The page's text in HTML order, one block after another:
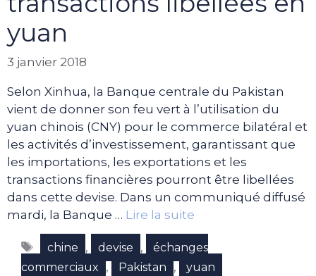
yuan
3 janvier 2018
Selon Xinhua, la Banque centrale du Pakistan
vient de donner son feu vert à l’utilisation du
yuan chinois (CNY) pour le commerce bilatéral et
les activités d’investissement, garantissant que
les importations, les exportations et les
transactions financières pourront être libellées
dans cette devise. Dans un communiqué diffusé
mardi, la Banque … Lire la suite
Étiquettes
chine , devise ,
échanges
commerciaux
, Pakistan , yuan